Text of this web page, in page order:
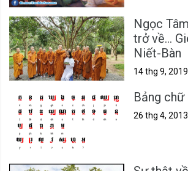
Ngọc
trở về...
Niết-Bàn
14 thg 9, 2019
Bảng
26 thg 4, 2013